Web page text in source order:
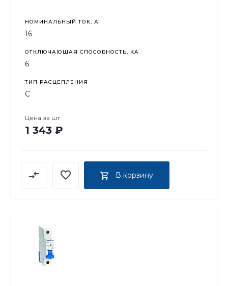
НОМИНАЛЬНЫЙ ТОК, А
16
ОТКЛЮЧАЮЩАЯ СПОСОБНОСТЬ, KA
6
ТИП РАСЦЕПЛЕНИЯ
C
Цена за шт
1 343 ₽
В корзину